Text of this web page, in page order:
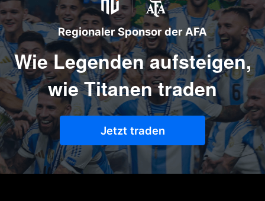
Regionaler Sponsor der AFA
Wie Legenden aufsteigen,
wie Titanen traden
Jetzt traden